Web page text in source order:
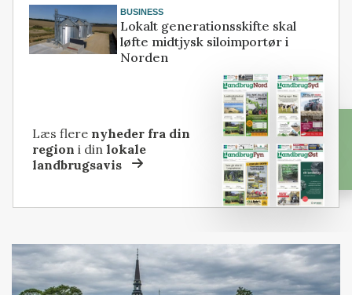
BUSINESS
Lokalt generationsskifte skal
løfte midtjysk siloimportør i
Norden
Læs flere nyheder fra din
region i dinlokale
landbrugsavis